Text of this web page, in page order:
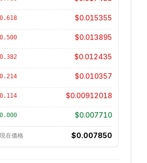
0.618 $0.015355
0.500 $0.013895
0.382 $0.012435
0.214 $0.010357
0.114 $0.00912018
0.000 $0.007710
現在価格 $0.007850